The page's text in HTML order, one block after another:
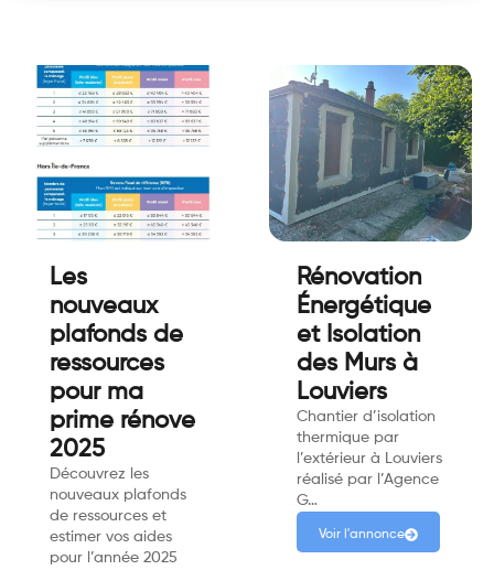
Les
nouveaux
plafonds de
ressources
pour ma
prime rénove
2025
Découvrez les
nouveaux plafonds
de ressources et
estimer vos aides
pour l’année 2025
Rénovation
Énergétique
et Isolation
des Murs à
Louviers
Chantier d’isolation
thermique par
l’extérieur à Louviers
réalisé par l’Agence
G…
Voir l'annonce